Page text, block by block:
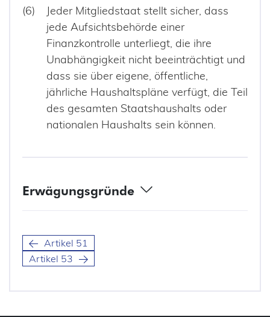
Jeder Mitgliedstaat stellt sicher, dass
jede Aufsichtsbehörde einer
Finanzkontrolle unterliegt, die ihre
Unabhängigkeit nicht beeinträchtigt und
dass sie über eigene, öffentliche,
jährliche Haushaltspläne verfügt, die Teil
des gesamten Staatshaushalts oder
nationalen Haushalts sein können.
Erwägungsgründe
wesentlicher Bestandteil des Schutzes natürlicher
Personen bei der Verarbeitung personenbezogener Daten.
Artikel 51
Artikel 53